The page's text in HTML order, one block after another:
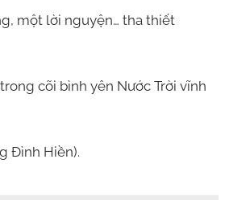
một lời nguyện… tha thiết
cõi bình yên Nước Trời vĩnh
Đình Hiền).